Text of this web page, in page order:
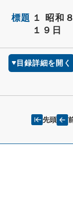
標題 １ 昭和
１９日
目録詳細を開く
先頭